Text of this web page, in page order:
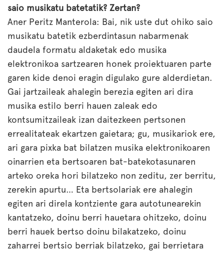
saio musikatu batetatik? Zertan?
Aner Peritz Manterola: Bai, nik uste dut ohiko saio
musikatu batetik ezberdintasun nabarmenak
daudela formatu aldaketak edo musika
elektronikoa sartzearen honek proiektuaren parte
garen kide denoi eragin digulako gure alderdietan.
Gai jartzaileak ahalegin berezia egiten ari dira
musika estilo berri hauen zaleak edo
kontsumitzaileak izan daitezkeen pertsonen
errealitateak ekartzen gaietara; gu, musikariok ere,
ari gara pixka bat bilatzen musika elektronikoaren
oinarrien eta bertsoaren bat-batekotasunaren
arteko oreka hori bilatzeko non zeditu, zer berritu,
zerekin apurtu… Eta bertsolariak ere ahalegin
egiten ari direla kontziente gara autotunearekin
kantatzeko, doinu berri hauetara ohitzeko, doinu
berri hauek bertso doinu bilakatzeko, doinu
zaharrei bertsio berriak bilatzeko, gai berrietara